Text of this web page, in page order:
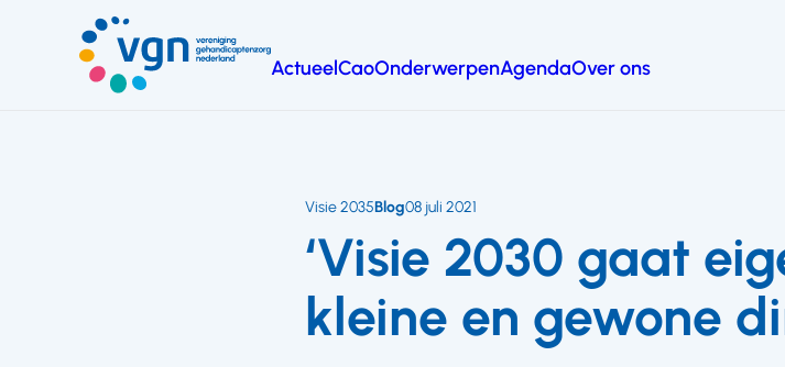
hoofdinhoud
ActueelCaoOnderwerpenAgendaOver ons
‘Visie 2030 gaat
kleine en gewone
Visie 2035Blog08 juli 2021